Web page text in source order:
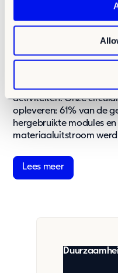
In 2024 boden
aan ongeveer 250.000
en andere sociale
groeiende circulariteit
reduceerden onze
en behaalden 100%
activiteiten. Onze
opleveren: 61% van de
hergebruikte modules
materiaaluitstroom
Lees meer